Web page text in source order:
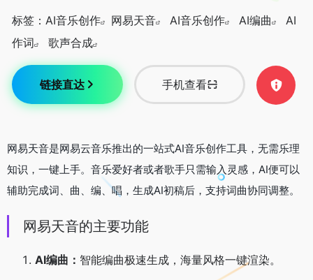
标签： AI音乐创作 网易天音 AI音乐创作 AI编曲
AI
作词
歌声合成
链接直达 手机查看
网易天音是网易云音乐推出的一站式AI音乐创作工具，无需乐理
知识，一键上手。音乐爱好者或者歌手只需输入灵感，AI便可以
辅助完成词、曲、编、唱，生成AI初稿后，支持词曲协同调整。
网易天音的主要功能
AI编曲： 智能编曲极速生成，海量风格一键渲染。